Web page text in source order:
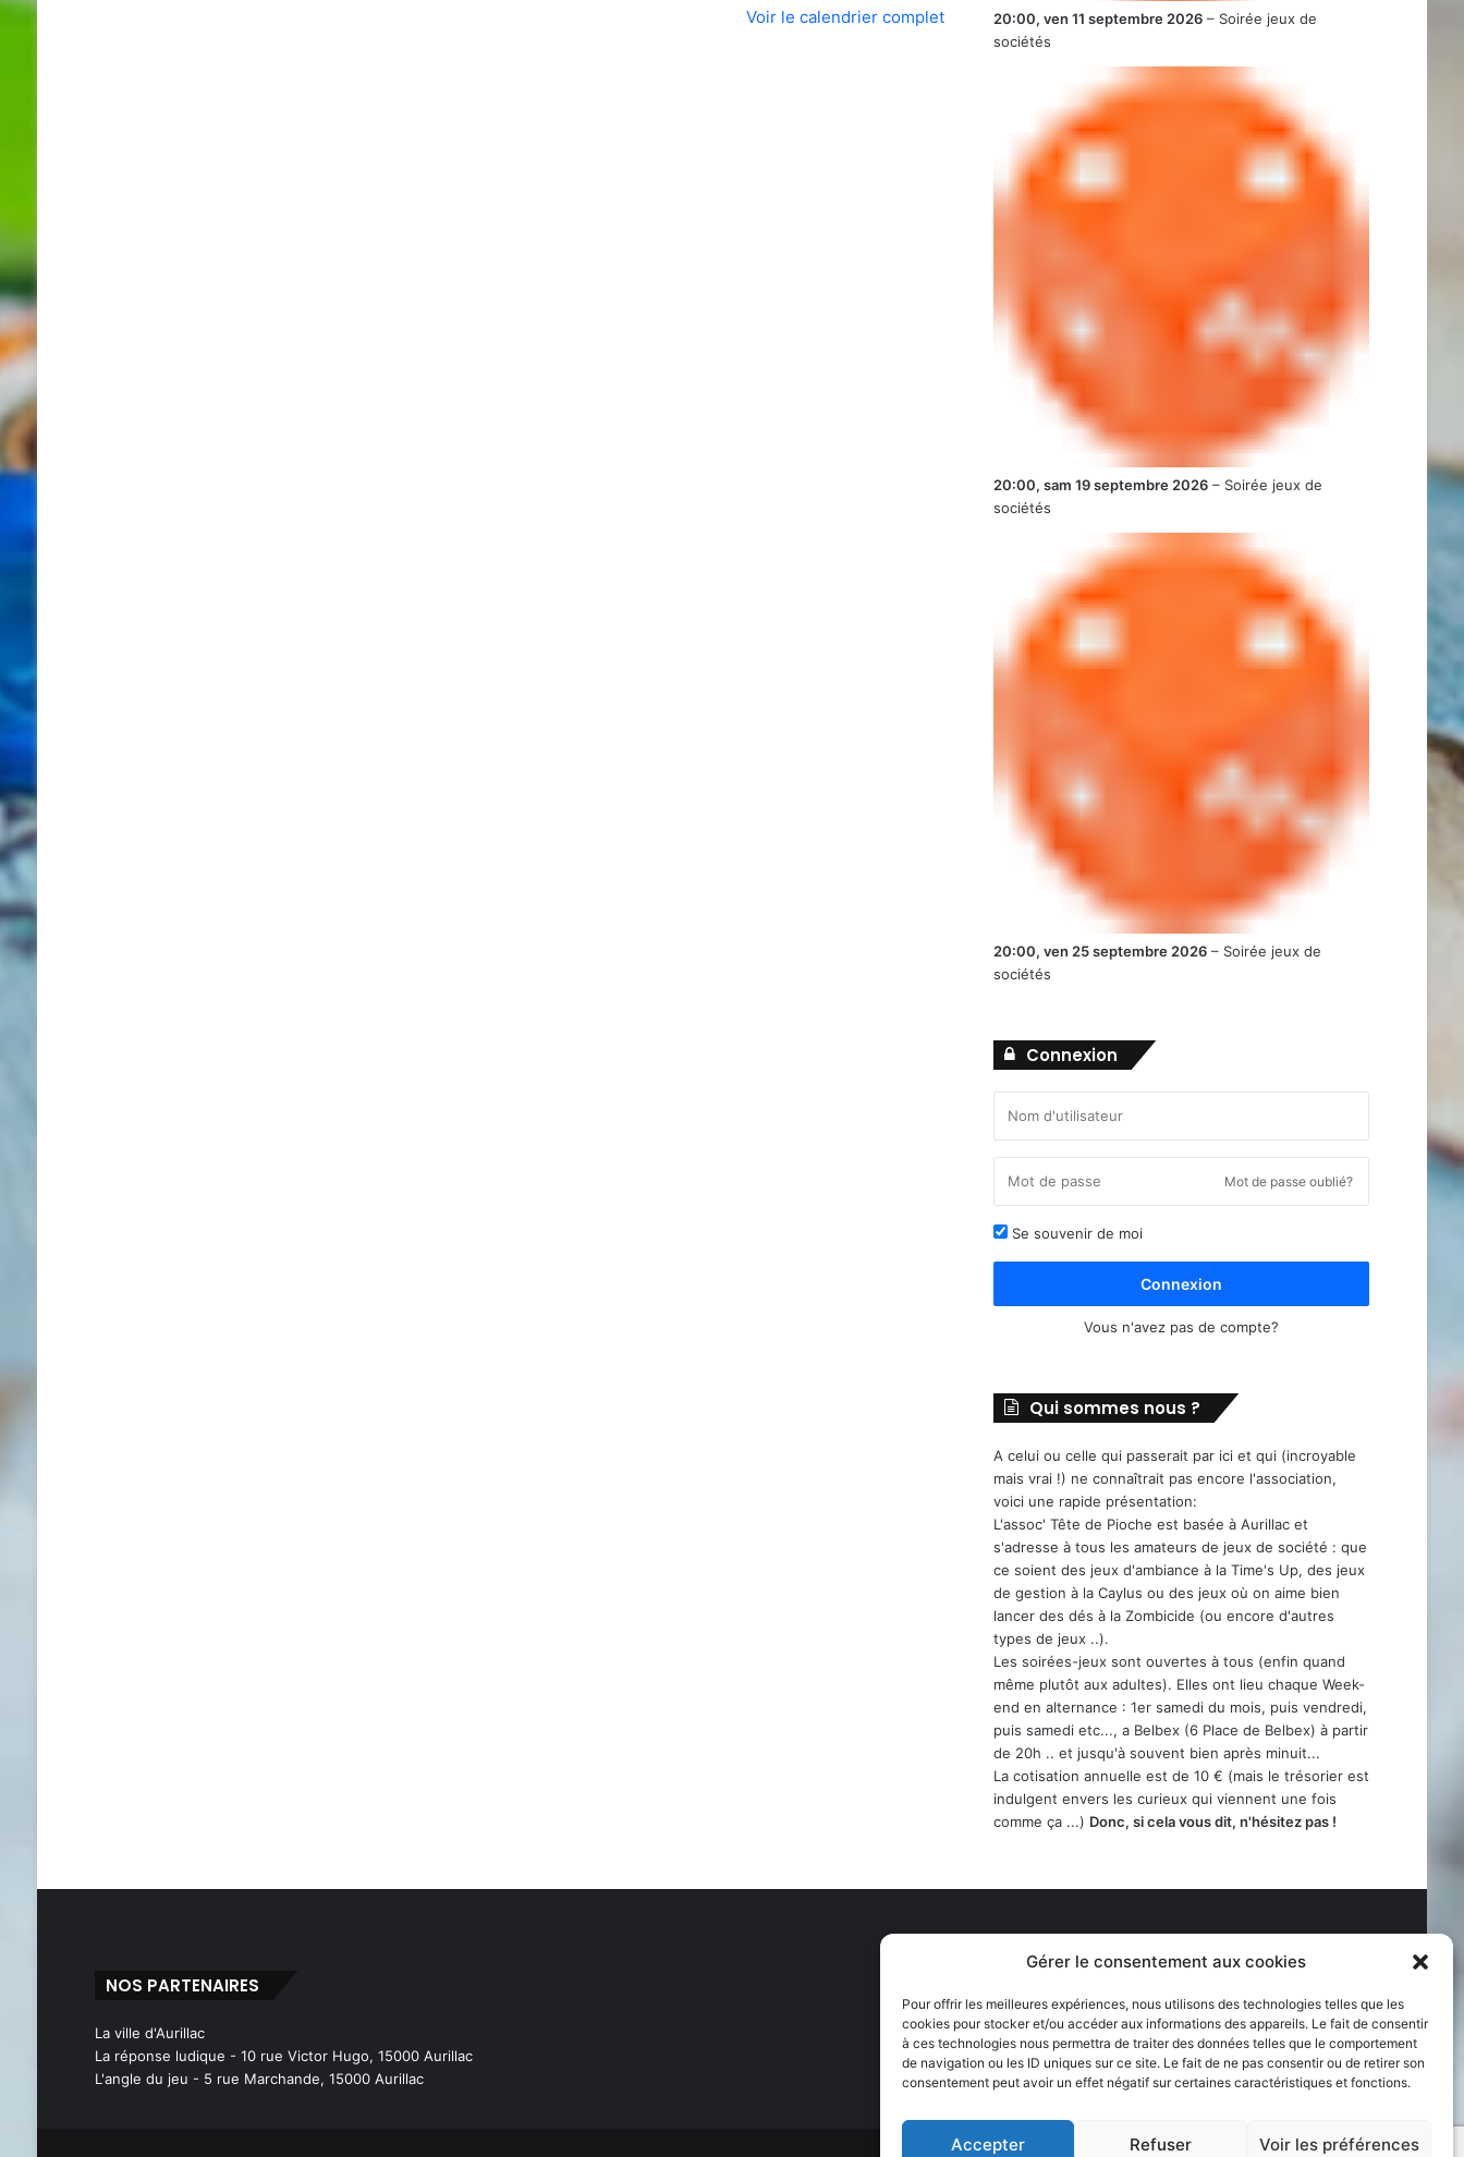
Gérer le consentement aux cookies
Pour offrir les meilleures expériences, nous utilisons des technologies telles que les
cookies pour stocker et/ou accéder aux informations des appareils. Le fait de consentir
à ces technologies nous permettra de traiter des données telles que le comportement
de navigation ou les ID uniques sur ce site. Le fait de ne pas consentir ou de retirer son
consentement peut avoir un effet négatif sur certaines caractéristiques et fonctions.
Accepter Refuser Voir les préférences
Voir le calendrier complet
20:00, ven 11 septembre 2026 – Soirée jeux de
sociétés
20:00, sam 19 septembre 2026 – Soirée jeux de
sociétés
20:00, ven 25 septembre 2026 – Soirée jeux de
sociétés
Connexion
Mot de passe oublié?
Se souvenir de moi
Connexion
Vous n'avez pas de compte?
Qui sommes nous ?
A celui ou celle qui passerait par ici et qui (incroyable
mais vrai !) ne connaîtrait pas encore l'association,
voici une rapide présentation:
L'assoc' Tête de Pioche est basée à Aurillac et
s'adresse à tous les amateurs de jeux de société : que
ce soient des jeux d'ambiance à la Time's Up, des jeux
de gestion à la Caylus ou des jeux où on aime bien
lancer des dés à la Zombicide (ou encore d'autres
types de jeux ..).
Les soirées-jeux sont ouvertes à tous (enfin quand
même plutôt aux adultes). Elles ont lieu chaque Week-
end en alternance : 1er samedi du mois, puis vendredi,
puis samedi etc..., a Belbex (6 Place de Belbex) à partir
de 20h .. et jusqu'à souvent bien après minuit...
La cotisation annuelle est de 10 € (mais le trésorier est
indulgent envers les curieux qui viennent une fois
comme ça ...) Donc, si cela vous dit, n'hésitez pas !
NOS PARTENAIRES
La ville d'Aurillac
La réponse ludique - 10 rue Victor Hugo, 15000 Aurillac
L'angle du jeu - 5 rue Marchande, 15000 Aurillac